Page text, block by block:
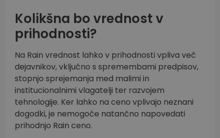
Kolikšna bo vrednost v
prihodnosti?
Na Rain vrednost lahko v prihodnosti vpliva več
dejavnikov, vključno s spremembami predpisov,
stopnjo sprejemanja med malimi in
institucionalnimi vlagatelji ter razvojem
tehnologije. Ker lahko na ceno vplivajo neznani
dogodki, je nemogoče natančno napovedati
prihodnjo Rain ceno.